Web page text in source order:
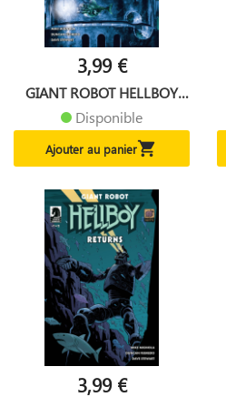
3,99 €
GIANT ROBOT HELLBOY
RETURNS...
Disponible
Ajouter au panier
3,99 €